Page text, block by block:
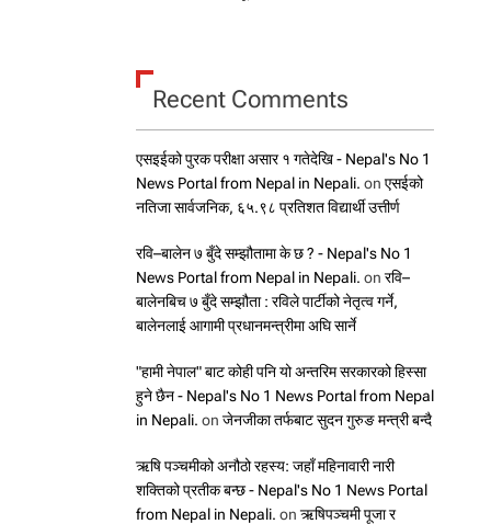
Recent Comments
एसइईको पुरक परीक्षा असार १ गतेदेखि - Nepal's No 1
News Portal from Nepal in Nepali. on एसईको
नतिजा सार्वजनिक, ६५.९८ प्रतिशत विद्यार्थी उत्तीर्ण
रवि–बालेन ७ बुँदे सम्झौतामा के छ ? - Nepal's No 1
News Portal from Nepal in Nepali. on रवि–
बालेनबिच ७ बुँदे सम्झौता : रविले पार्टीको नेतृत्व गर्ने,
बालेनलाई आगामी प्रधानमन्त्रीमा अघि सार्ने
"हामी नेपाल" बाट कोही पनि यो अन्तरिम सरकारको हिस्सा
हुने छैन - Nepal's No 1 News Portal from Nepal
in Nepali. on जेनजीका तर्फबाट सुदन गुरुङ मन्त्री बन्दै
ऋषि पञ्चमीको अनौठो रहस्य: जहाँ महिनावारी नारी
शक्तिको प्रतीक बन्छ - Nepal's No 1 News Portal
from Nepal in Nepali. on ऋषिपञ्चमी पूजा र